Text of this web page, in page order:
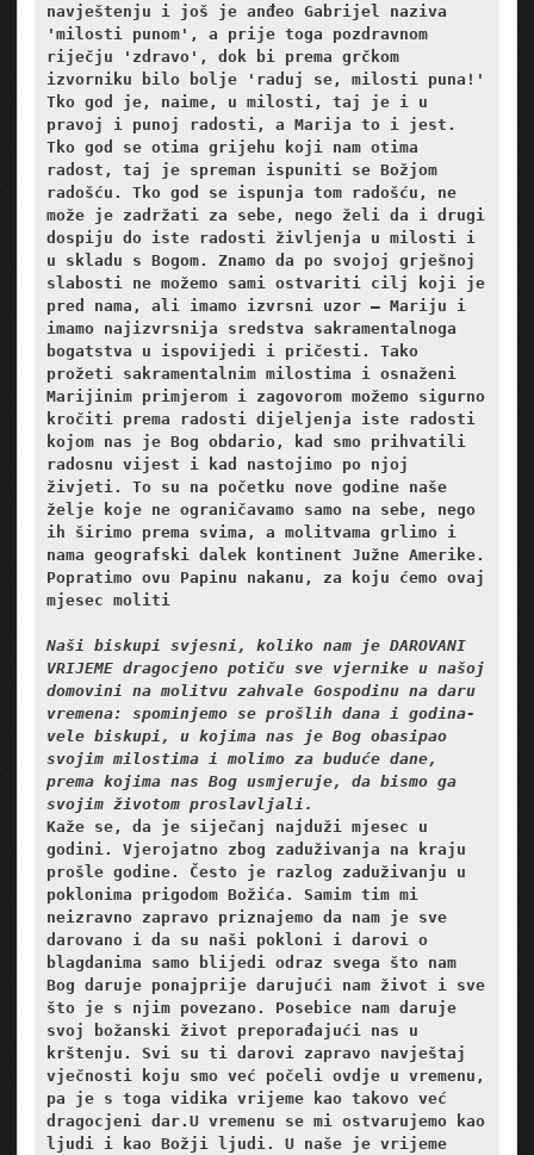
navještenju i još je anđeo Gabrijel naziva
'milosti punom', a prije toga pozdravnom
riječju 'zdravo', dok bi prema grčkom
izvorniku bilo bolje 'raduj se, milosti puna!'
Tko god je, naime, u milosti, taj je i u
pravoj i punoj radosti, a Marija to i jest.
Tko god se otima grijehu koji nam otima
radost, taj je spreman ispuniti se Božjom
radošću. Tko god se ispunja tom radošću, ne
može je zadržati za sebe, nego želi da i drugi
dospiju do iste radosti življenja u milosti i
u skladu s Bogom. Znamo da po svojoj grješnoj
slabosti ne možemo sami ostvariti cilj koji je
pred nama, ali imamo izvrsni uzor – Mariju i
imamo najizvrsnija sredstva sakramentalnoga
bogatstva u ispovijedi i pričesti. Tako
prožeti sakramentalnim milostima i osnaženi
Marijinim primjerom i zagovorom možemo sigurno
kročiti prema radosti dijeljenja iste radosti
kojom nas je Bog obdario, kad smo prihvatili
radosnu vijest i kad nastojimo po njoj
živjeti. To su na početku nove godine naše
želje koje ne ograničavamo samo na sebe, nego
ih širimo prema svima, a molitvama grlimo i
nama geografski dalek kontinent Južne Amerike.
Popratimo ovu Papinu nakanu, za koju ćemo ovaj
mjesec moliti
Naši biskupi svjesni, koliko nam je DAROVANI
VRIJEME dragocjeno potiču sve vjernike u našoj
domovini na molitvu zahvale Gospodinu na daru
vremena: spominjemo se prošlih dana i godina-
vele biskupi, u kojima nas je Bog obasipao
svojim milostima i molimo za buduće dane,
prema kojima nas Bog usmjeruje, da bismo ga
svojim životom proslavljali.
Kaže se, da je siječanj najduži mjesec u
godini. Vjerojatno zbog zaduživanja na kraju
prošle godine. Često je razlog zaduživanju u
poklonima prigodom Božića. Samim tim mi
neizravno zapravo priznajemo da nam je sve
darovano i da su naši pokloni i darovi o
blagdanima samo blijedi odraz svega što nam
Bog daruje ponajprije darujući nam život i sve
što je s njim povezano. Posebice nam daruje
svoj božanski život preporađajući nas u
krštenju. Svi su ti darovi zapravo navještaj
vječnosti koju smo već počeli ovdje u vremenu,
pa je s toga vidika vrijeme kao takovo već
dragocjeni dar. U vremenu se mi ostvarujemo kao
ljudi i kao Božji ljudi. U naše je vrijeme